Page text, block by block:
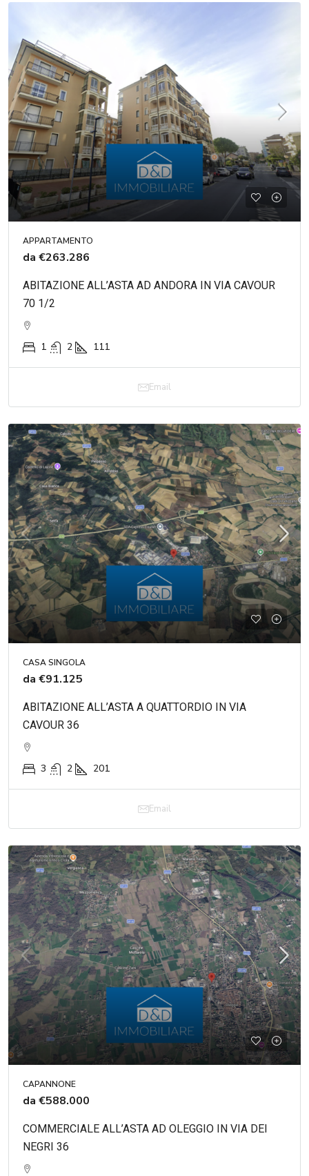
APPARTAMENTO
da €263.286
ABITAZIONE ALL’ASTA AD ANDORA IN VIA CAVOUR
70 1/2
1 2 111
Email
CASA SINGOLA
da €91.125
ABITAZIONE ALL’ASTA A QUATTORDIO IN VIA
CAVOUR 36
3 2 201
Email
CAPANNONE
da €588.000
COMMERCIALE ALL’ASTA AD OLEGGIO IN VIA DEI
NEGRI 36